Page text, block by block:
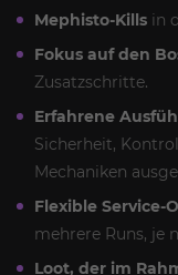
Mephisto-Kills in
Fokus auf den
Zusatzschritte.
Erfahrene
Sicherheit,
Mechaniken
Flexible Service-
mehrere Runs, je
Loot, der im